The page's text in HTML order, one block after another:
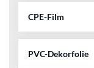
CPE-Film
PVC-Dekorfolie